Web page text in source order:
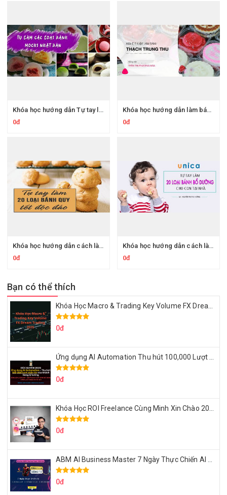
Khóa học hướng dẫn Tự tay làm các loại bánh Mochi Nhật Bản bổ ích
0đ
Khóa học hướng dẫn làm bánh thạch trung thu ngon cho con tại nhà
0đ
Khóa học hướng dẫn cách làm 20 loại bánh quy Tết cực ngon
0đ
Khóa học hướng dẫn cách làm 20 loại bánh bổ dưỡng cho con tại nhà
0đ
Bạn có thể thích
0đ
0đ
0đ
0đ